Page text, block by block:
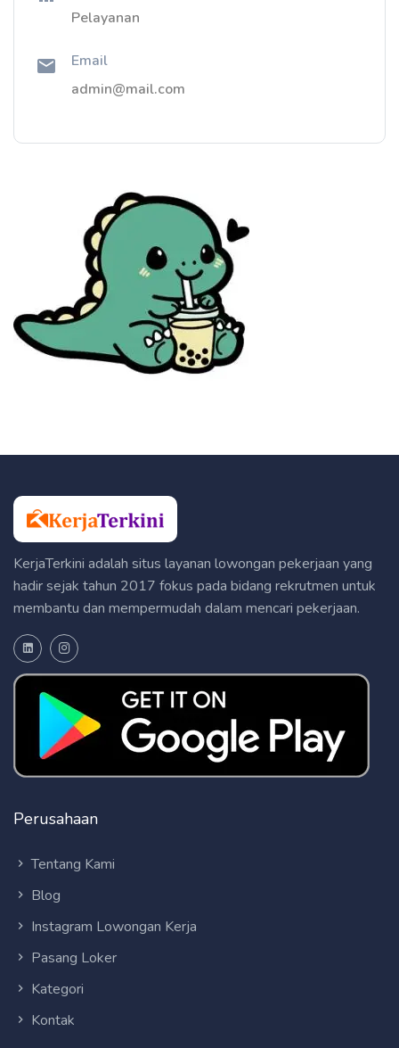
Pelayanan
Email
admin@mail.com
KerjaTerkini adalah situs layanan lowongan pekerjaan yang
hadir sejak tahun 2017 fokus pada bidang rekrutmen untuk
membantu dan mempermudah dalam mencari pekerjaan.
Perusahaan
Tentang Kami
Blog
Instagram Lowongan Kerja
Pasang Loker
Kategori
Kontak